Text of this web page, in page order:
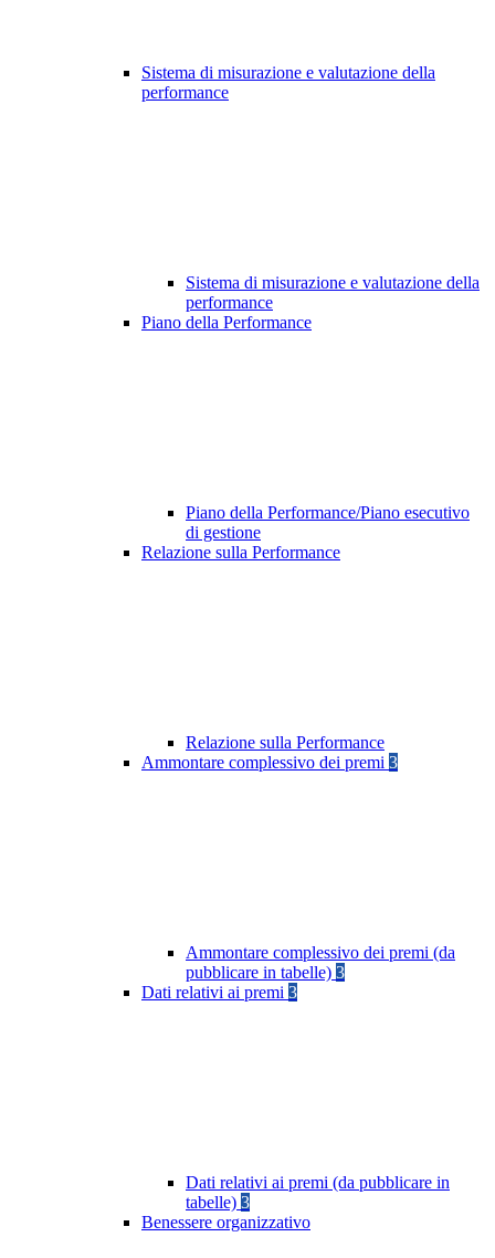
Sistema di misurazione e valutazione della
performance
Sistema di misurazione e valutazione della
performance
Piano della Performance
Piano della Performance/Piano esecutivo
di gestione
Relazione sulla Performance
Relazione sulla Performance
Ammontare complessivo dei premi 3
Ammontare complessivo dei premi (da
pubblicare in tabelle) 3
Dati relativi ai premi 3
Dati relativi ai premi (da pubblicare in
tabelle) 3
Benessere organizzativo